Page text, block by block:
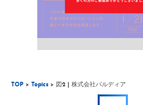
TOP >Topics > 図2 | 株式会社パルディア